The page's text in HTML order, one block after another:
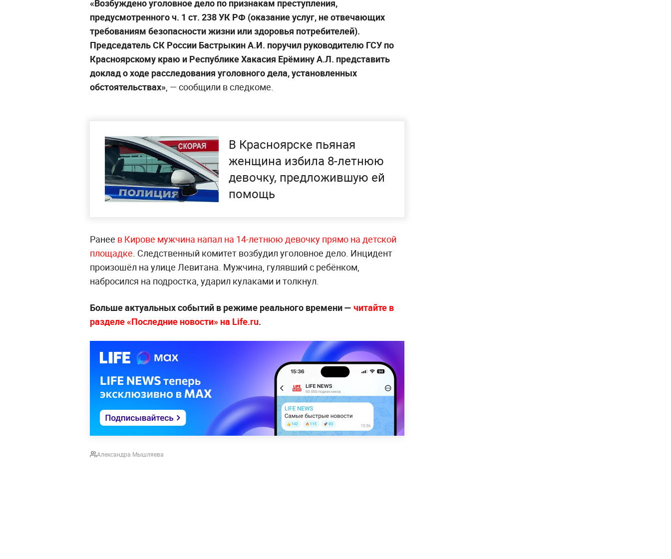
«Возбуждено уголовное дело по признакам преступления,
предусмотренного ч. 1 ст. 238 УК РФ (оказание услуг, не отвечающих
требованиям безопасности жизни или здоровья потребителей).
Председатель СК России Бастрыкин А.И. поручил руководителю ГСУ по
Красноярскому краю и Республике Хакасия Ерёмину А.Л. представить
доклад о ходе расследования уголовного дела, установленных
обстоятельствах», — сообщили в следкоме.
В Красноярске пьяная
женщина избила 8-летнюю
девочку, предложившую ей
помощь
Ранее в Кирове мужчина напал на 14-летнюю девочку прямо на детской
площадке. Следственный комитет возбудил уголовное дело. Инцидент
произошёл на улице Левитана. Мужчина, гулявший с ребёнком,
набросился на подростка, ударил кулаками и толкнул.
Больше актуальных событий в режиме реального времени — читайте в
разделе «Последние новости» на Life.ru.
Александра Мышляева